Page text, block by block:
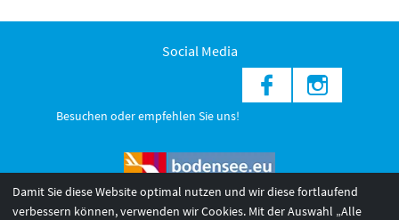
Social Media
Besuchen oder empfehlen Sie uns!
Damit Sie diese Website optimal nutzen und wir diese fortlaufend
verbessern können, verwenden wir Cookies. Mit der Auswahl „Alle